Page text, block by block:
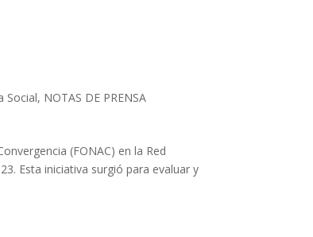
Social, NOTAS DE PRENSA
(FONAC) en la Red
Esta iniciativa surgió para evaluar y